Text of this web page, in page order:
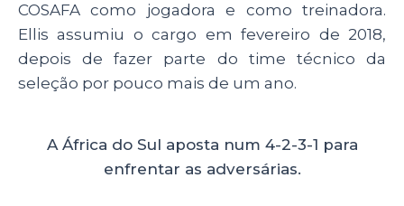
COSAFA como jogadora e como treinadora.
Ellis assumiu o cargo em fevereiro de 2018,
depois de fazer parte do time técnico da
seleção por pouco mais de um ano.
A África do Sul aposta num 4-2-3-1 para
enfrentar as adversárias.